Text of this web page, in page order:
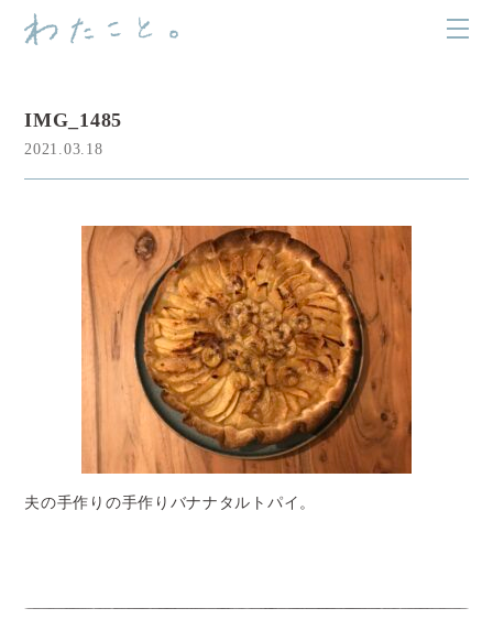
IMG_1485
2021.03.18
夫の手作りの手作りバナナタルトパイ。